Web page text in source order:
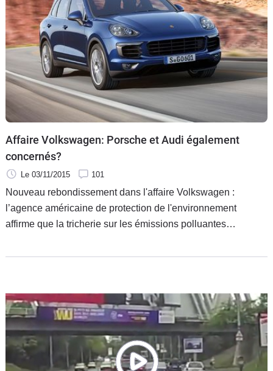
Affaire Volkswagen: Porsche et Audi également
concernés?
Le 03/11/2015 101
Nouveau rebondissement dans l'affaire Volkswagen :
l’agence américaine de protection de l'environnement
affirme que la tricherie sur les émissions polluantes
des Audi et des Porsche. Le groupe VW dément